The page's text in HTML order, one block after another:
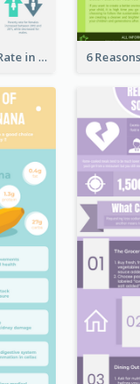
2018 Poverty Rate in the United States Infographic